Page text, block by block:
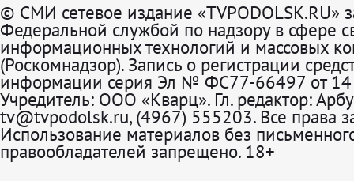
© СМИ сетевое издание «TVPODOLSK.RU»
Федеральной службой по надзору в сфере
информационных технологий и массовых
(Роскомнадзор). Запись о регистрации
информации серия Эл № ФС77-66497 от 14
Учредитель: ООО «Кварц». Гл. редактор:
tv@tvpodolsk.ru, (4967) 555203. Все права
Использование материалов без
правообладателей запрещено. 18+